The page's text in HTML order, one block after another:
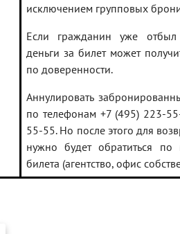
исключением групповых
Если гражданин уже
деньги за билет может
по доверенности.
Аннулировать
по телефонам +7 (495) 223-
55-55. Но после этого для
нужно будет обратиться по
билета (агентство, офис